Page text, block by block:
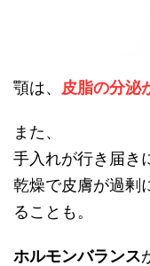
顎は、 皮脂の分泌
また、
手入れが行き届き
乾燥で皮膚が過剰
ることも。
ホルモンバランス